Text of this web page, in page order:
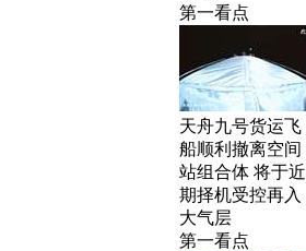
第一看点
天舟九号货运飞
船顺利撤离空间
站组合体 将于近
期择机受控再入
大气层
第一看点